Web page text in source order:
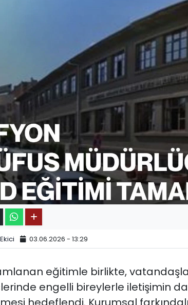
03.06.2026 - 13:29
eğitimle birlikte,
engelli bireylerle iletişimin